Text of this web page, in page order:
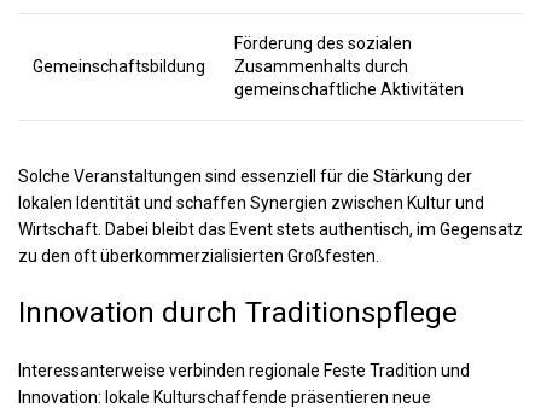
Gemeinschaftsbildung
Förderung des sozialen
Zusammenhalts durch
gemeinschaftliche Aktivitäten
Solche Veranstaltungen sind essenziell für die Stärkung der
lokalen Identität und schaffen Synergien zwischen Kultur und
Wirtschaft. Dabei bleibt das Event stets authentisch, im Gegensatz
zu den oft überkommerzialisierten Großfesten.
Innovation durch Traditionspflege
Interessanterweise verbinden regionale Feste Tradition und
Innovation: lokale Kulturschaffende präsentieren neue